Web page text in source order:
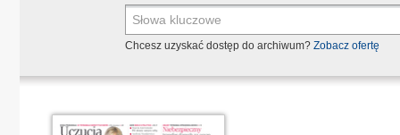
Chcesz uzyskać dostęp do archiwum? Zobacz ofertę